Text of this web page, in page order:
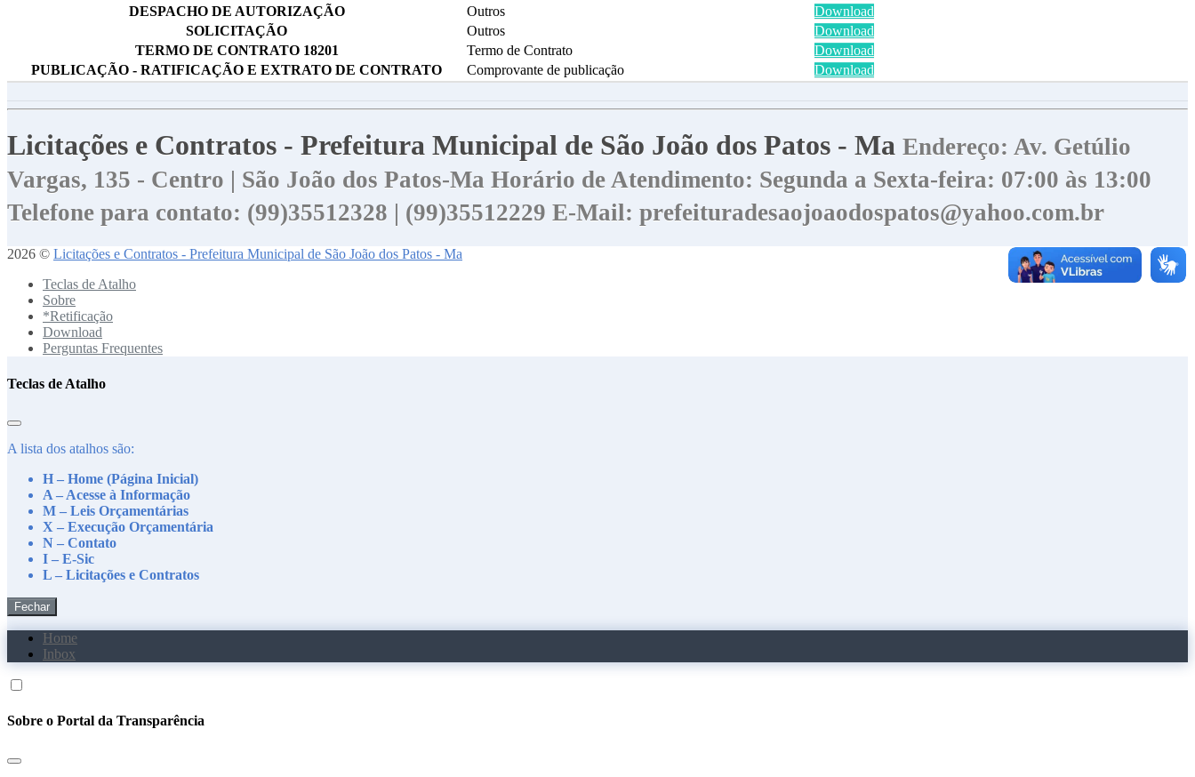
DESPACHO DE AUTORIZAÇÃO
Outros
Download
SOLICITAÇÃO
Outros
Download
TERMO DE CONTRATO 18201
Termo de Contrato
Download
PUBLICAÇÃO - RATIFICAÇÃO E EXTRATO DE CONTRATO
Comprovante de publicação Download
Licitações e Contratos - Prefeitura Municipal de São João dos Patos - Ma Endereço: Av. Getúlio
Vargas, 135 - Centro | São João dos Patos-Ma Horário de Atendimento: Segunda a Sexta-feira: 07:00 às 13:00
Telefone para contato: (99)35512328 | (99)35512229 E-Mail: prefeituradesaojoaodospatos@yahoo.com.br
2026 © Licitações e Contratos - Prefeitura Municipal de São João dos Patos - Ma
Teclas de Atalho
Sobre
*Retificação
Download
Perguntas Frequentes
Teclas de Atalho
A lista dos atalhos são:
H – Home (Página Inicial)
A – Acesse à Informação
M – Leis Orçamentárias
X – Execução Orçamentária
N – Contato
I – E-Sic
L – Licitações e Contratos
Fechar
Home
Inbox
Sobre o Portal da Transparência